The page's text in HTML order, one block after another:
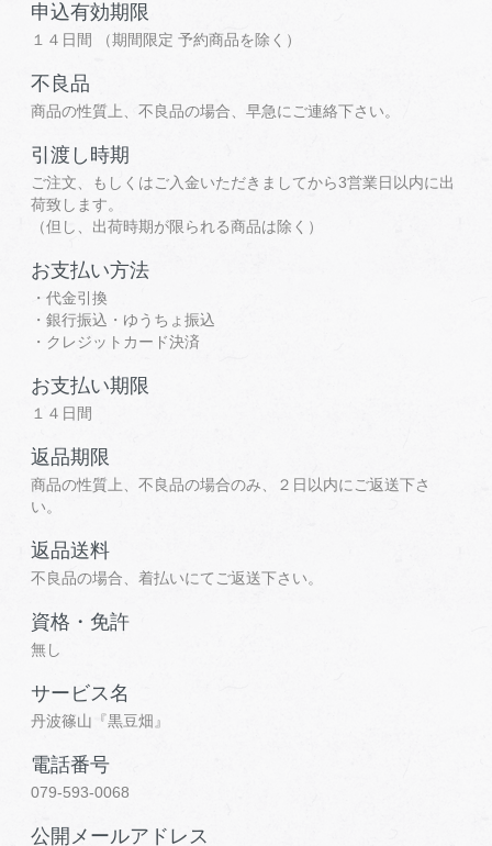
申込有効期限
１４日間 （期間限定 予約商品を除く）
不良品
商品の性質上、不良品の場合、早急にご連絡下さい。
引渡し時期
ご注文、もしくはご入金いただきましてから3営業日以内に出
荷致します。
（但し、出荷時期が限られる商品は除く）
お支払い方法
・代金引換
・銀行振込・ゆうちょ振込
・クレジットカード決済
お支払い期限
１４日間
返品期限
商品の性質上、不良品の場合のみ、２日以内にご返送下さ
い。
返品送料
不良品の場合、着払いにてご返送下さい。
資格・免許
無し
サービス名
丹波篠山『黒豆畑』
電話番号
079-593-0068
公開メールアドレス